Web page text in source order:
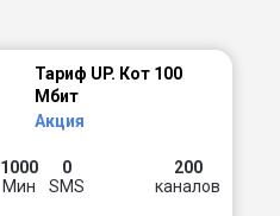
Тариф UP. Кот 100
Мбит
Акция
1000
Мин
0
SMS
200
каналов